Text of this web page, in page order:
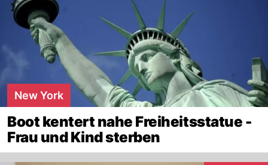
New York
Boot kentert nahe Freiheitsstatue -
Frau und Kind sterben